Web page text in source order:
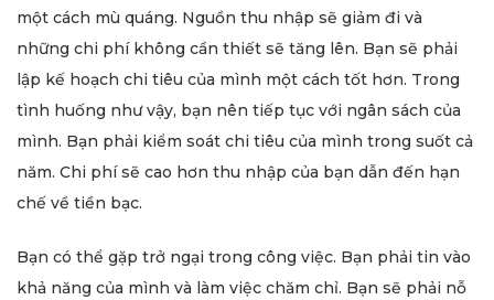
một cách mù quáng. Nguồn thu nhập sẽ giảm đi và
những chi phí không cần thiết sẽ tăng lên. Bạn sẽ phải
lập kế hoạch chi tiêu của mình một cách tốt hơn. Trong
tình huống như vậy, bạn nên tiếp tục với ngân sách của
mình. Bạn phải kiểm soát chi tiêu của mình trong suốt cả
năm. Chi phí sẽ cao hơn thu nhập của bạn dẫn đến hạn
chế về tiền bạc.
Bạn có thể gặp trở ngại trong công việc. Bạn phải tin vào
khả năng của mình và làm việc chăm chỉ. Bạn sẽ phải nỗ